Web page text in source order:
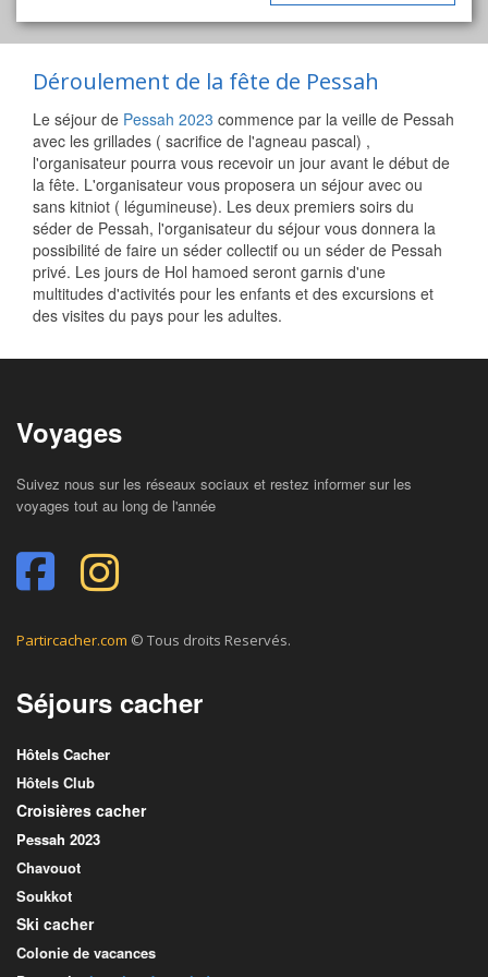
Déroulement de la fête de Pessah
Le séjour de Pessah 2023 commence par la veille de Pessah
avec les grillades ( sacrifice de l'agneau pascal) ,
l'organisateur pourra vous recevoir un jour avant le début de
la fête. L'organisateur vous proposera un séjour avec ou
sans kitniot ( légumineuse). Les deux premiers soirs du
séder de Pessah, l'organisateur du séjour vous donnera la
possibilité de faire un séder collectif ou un séder de Pessah
privé. Les jours de Hol hamoed seront garnis d'une
multitudes d'activités pour les enfants et des excursions et
des visites du pays pour les adultes.
Voyages
Suivez nous sur les réseaux sociaux et restez informer sur les
voyages tout au long de l'année
Partircacher.com © Tous droits Reservés.
Séjours cacher
Hôtels Cacher
Hôtels Club
Croisières cacher
Pessah 2023
Chavouot
Soukkot
Ski cacher
Colonie de vacances